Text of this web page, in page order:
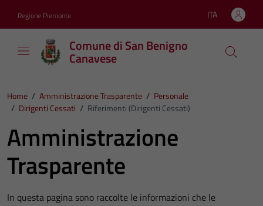
Regione Piemonte Lingua attiva:
ITA
Comune di San Benigno
Canavese
Home / Amministrazione Trasparente / Personale
/ Dirigenti Cessati / Riferimenti (Dirigenti Cessati)
Amministrazione
Trasparente
In questa pagina sono raccolte le informazioni che le